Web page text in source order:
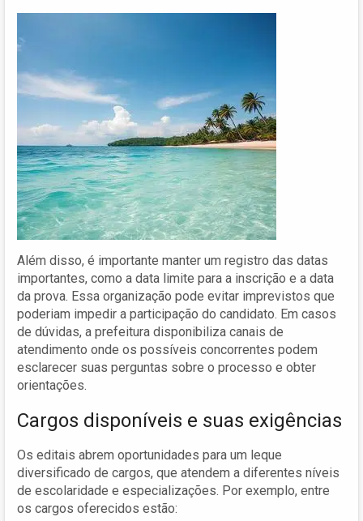
Além disso, é importante manter um registro das datas
importantes, como a data limite para a inscrição e a data
da prova. Essa organização pode evitar imprevistos que
poderiam impedir a participação do candidato. Em casos
de dúvidas, a prefeitura disponibiliza canais de
atendimento onde os possíveis concorrentes podem
esclarecer suas perguntas sobre o processo e obter
orientações.
Cargos disponíveis e suas exigências
Os editais abrem oportunidades para um leque
diversificado de cargos, que atendem a diferentes níveis
de escolaridade e especializações. Por exemplo, entre
os cargos oferecidos estão: